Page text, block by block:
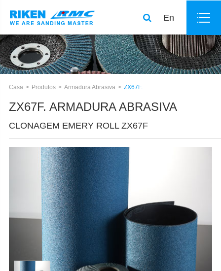
En
Casa Produtos Armadura Abrasiva ZX67F.
ZX67F. ARMADURA ABRASIVA
CLONAGEM EMERY ROLL ZX67F